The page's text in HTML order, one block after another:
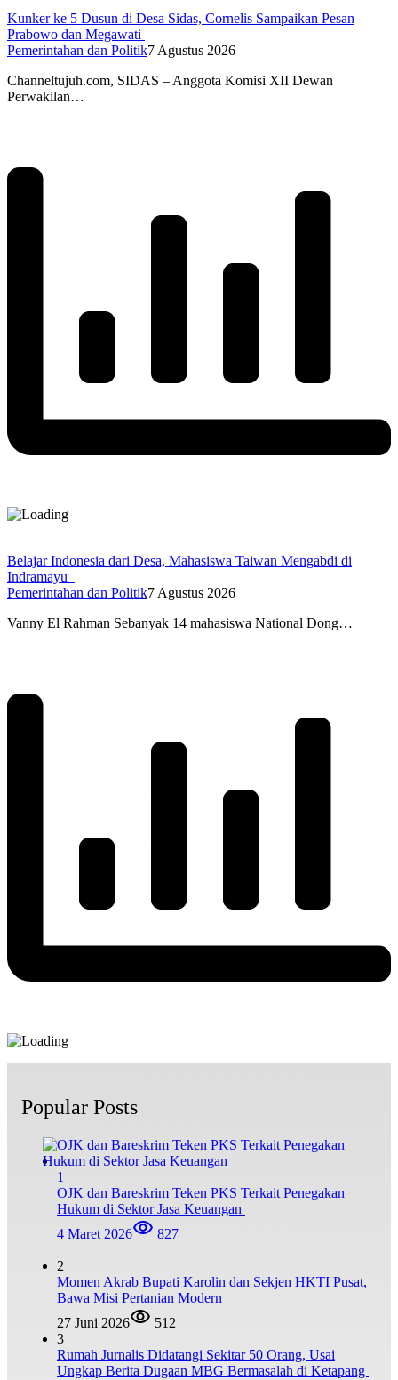
Kunker ke 5 Dusun di Desa Sidas, Cornelis Sampaikan Pesan
Prabowo dan Megawati
Pemerintahan dan Politik7 Agustus 2026
Channeltujuh.com, SIDAS – Anggota Komisi XII Dewan
Perwakilan…
Belajar Indonesia dari Desa, Mahasiswa Taiwan Mengabdi di
Indramayu
Pemerintahan dan Politik7 Agustus 2026
Vanny El Rahman Sebanyak 14 mahasiswa National Dong…
Popular Posts
1
OJK dan Bareskrim Teken PKS Terkait Penegakan
Hukum di Sektor Jasa Keuangan
4 Maret 2026
827
2
Momen Akrab Bupati Karolin dan Sekjen HKTI Pusat,
Bawa Misi Pertanian Modern
27 Juni 2026
512
3
Rumah Jurnalis Didatangi Sekitar 50 Orang, Usai
Ungkap Berita Dugaan MBG Bermasalah di Ketapang